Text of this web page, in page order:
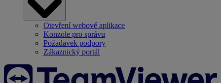
Otevření webové aplikace
Konzole pro správu
Požadavek podpory
Zákaznický portál